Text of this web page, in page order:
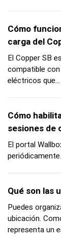
Cómo
carga del
El Copper SB
compatible
eléctricos que...
Cómo
sesiones de
El portal
periódicamente.
Qué son las
Puedes
ubicación.
representa un